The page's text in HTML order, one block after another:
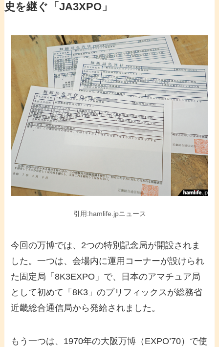
史を継ぐ「JA3XPO」
引用:hamlife.jpニュース
今回の万博では、2つの特別記念局が開設されま
した。一つは、会場内に運用コーナーが設けられ
た固定局「8K3EXPO」で、日本のアマチュア局
として初めて「8K3」のプリフィックスが総務省
近畿総合通信局から発給されました。
もう一つは、1970年の大阪万博（EXPO’70）で使